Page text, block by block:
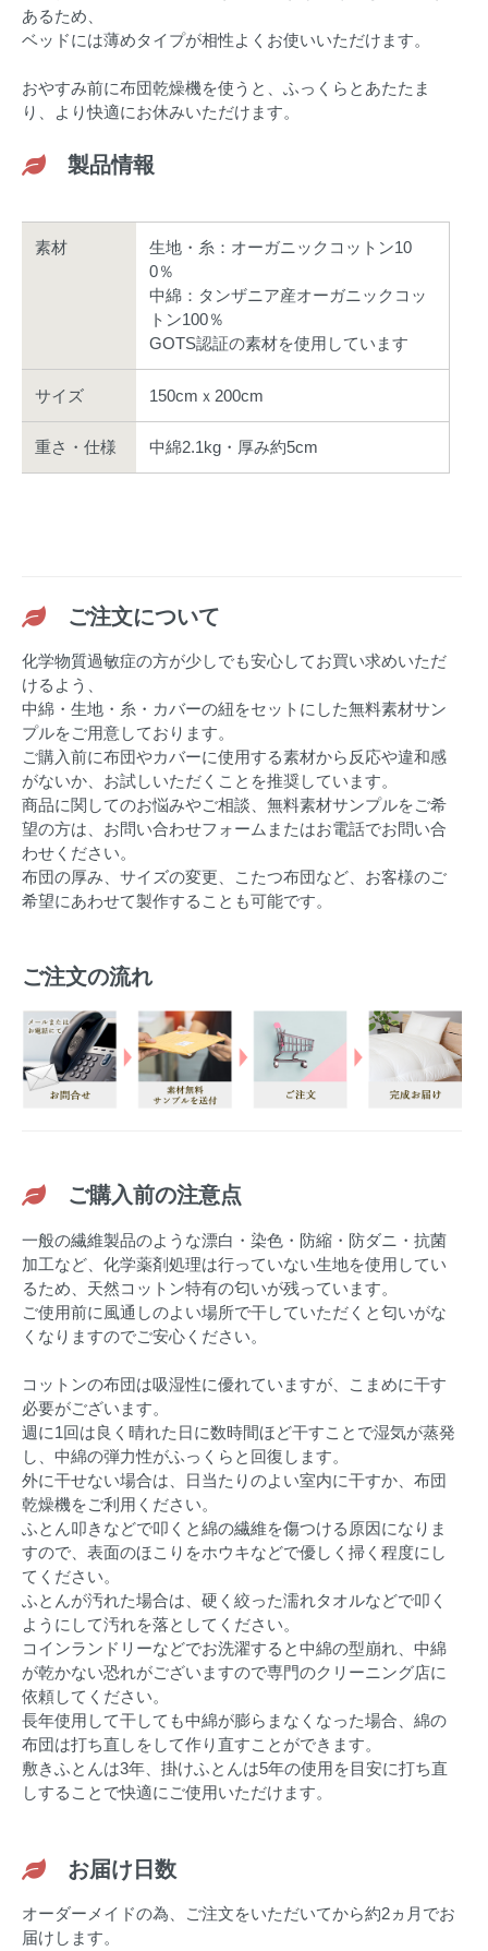
あるため、
ベッドには薄めタイプが相性よくお使いいただけます。
おやすみ前に布団乾燥機を使うと、ふっくらとあたたま
り、より快適にお休みいただけます。
製品情報
素材
生地・糸：オーガニックコットン10
0％
中綿：タンザニア産オーガニックコッ
トン100％
GOTS認証の素材を使用しています
サイズ 150cmｘ200cm
重さ・仕様 中綿2.1kg・厚み約5cm
ご注文について
化学物質過敏症の方が少しでも安心してお買い求めいただ
けるよう、
中綿・生地・糸・カバーの紐をセットにした無料素材サン
プルをご用意しております。
ご購入前に布団やカバーに使用する素材から反応や違和感
がないか、お試しいただくことを推奨しています。
商品に関してのお悩みやご相談、無料素材サンプルをご希
望の方は、お問い合わせフォームまたはお電話でお問い合
わせください。
布団の厚み、サイズの変更、こたつ布団など、お客様のご
希望にあわせて製作することも可能です。
ご注文の流れ
ご購入前の注意点
一般の繊維製品のような漂白・染色・防縮・防ダニ・抗菌
加工など、化学薬剤処理は行っていない生地を使用してい
るため、天然コットン特有の匂いが残っています。
ご使用前に風通しのよい場所で干していただくと匂いがな
くなりますのでご安心ください。
コットンの布団は吸湿性に優れていますが、こまめに干す
必要がございます。
週に1回は良く晴れた日に数時間ほど干すことで湿気が蒸発
し、中綿の弾力性がふっくらと回復します。
外に干せない場合は、日当たりのよい室内に干すか、布団
乾燥機をご利用ください。
ふとん叩きなどで叩くと綿の繊維を傷つける原因になりま
すので、表面のほこりをホウキなどで優しく掃く程度にし
てください。
ふとんが汚れた場合は、硬く絞った濡れタオルなどで叩く
ようにして汚れを落としてください。
コインランドリーなどでお洗濯すると中綿の型崩れ、中綿
が乾かない恐れがございますので専門のクリーニング店に
依頼してください。
長年使用して干しても中綿が膨らまなくなった場合、綿の
布団は打ち直しをして作り直すことができます。
敷きふとんは3年、掛けふとんは5年の使用を目安に打ち直
しすることで快適にご使用いただけます。
お届け日数
オーダーメイドの為、ご注文をいただいてから約2ヵ月でお
届けします。